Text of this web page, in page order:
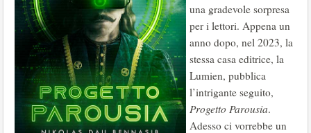
una gradevole sorpresa
per i lettori. Appena un
anno dopo, nel 2023, la
stessa casa editrice, la
Lumien, pubblica
l’intrigante seguito,
Progetto Parousia.
Adesso ci vorrebbe un